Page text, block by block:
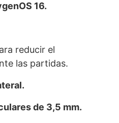
16.
reducir el
las partidas.
de 3,5 mm.